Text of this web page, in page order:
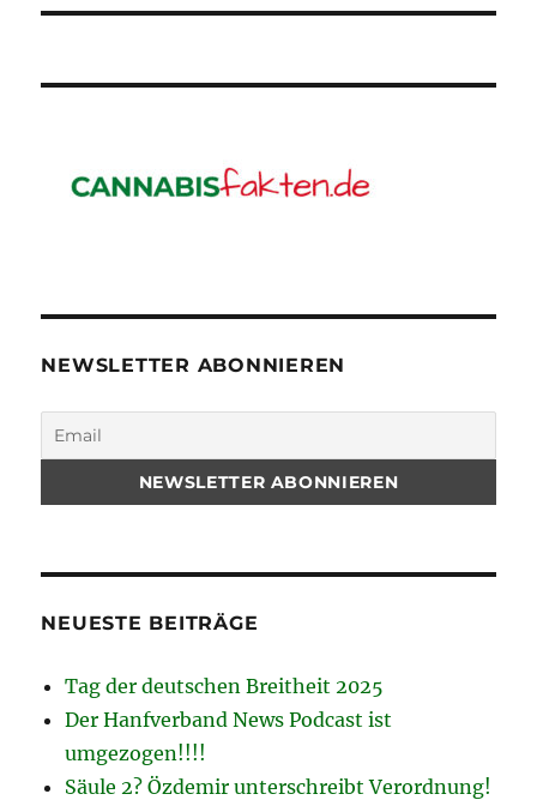
NEWSLETTER ABONNIEREN
NEUESTE BEITRÄGE
Tag der deutschen Breitheit 2025
Der Hanfverband News Podcast ist
umgezogen!!!!
Säule 2? Özdemir unterschreibt Verordnung!